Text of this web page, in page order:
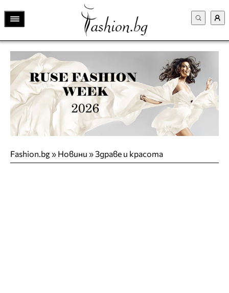
Fashion.bg» Новини »Здраве и красота